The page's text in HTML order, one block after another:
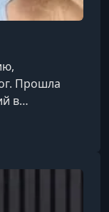
Прошла
в
дном,
других